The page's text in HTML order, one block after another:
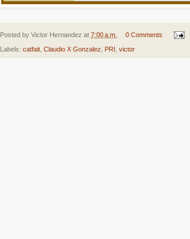
Posted by Victor Hernandez at 7:00 a.m. 0 Comments
Labels: catfait Claudio X Gonzalez PRI victor